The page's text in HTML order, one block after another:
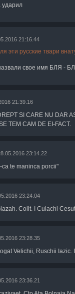
ударил
21:16.44
эти русские твари
свое имя БЛЯ
21:39.16
SI CARE NU DAR
TEM CAM DE EI-FACT.
23:14.22
te maninca porcii"
23:24.04
Colit. I Culachi
23:28.35
Velichii, Ruschii
23:36.21